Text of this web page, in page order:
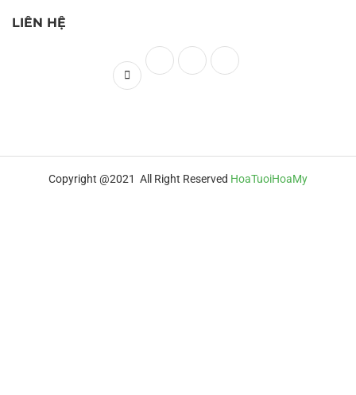
LIÊN HỆ
Copyright @2021 All Right Reserved HoaTuoiHoaMy